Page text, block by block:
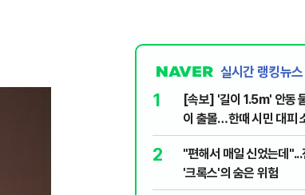
실시간 랭킹뉴스
1
[속보] '길이 1.5m' 안동
이 출몰…한때 시민 대피
2
"편해서 매일 신었는데
'크록스'의 숨은 위험